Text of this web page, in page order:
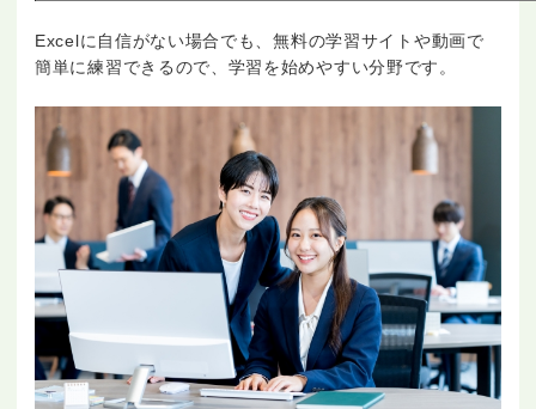
Excelに自信がない場合でも、無料の学習サイトや動画で
簡単に練習できるので、学習を始めやすい分野です。